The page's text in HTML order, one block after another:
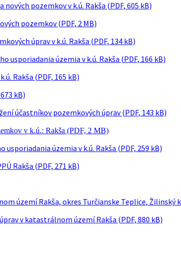
pozemkov v k.ú. Rakša (PDF, 605 kB)
pozemkov (PDF, 2 MB)
úprav v k.ú. Rakša (PDF, 134 kB)
usporiadania územia v k.ú. Rakša (PDF, 166 kB)
Rakša (PDF, 165 kB)
kB)
účastníkov pozemkových úprav (PDF, 143 kB)
v k.ú.: Rakša (PDF, 2 MB)
územia v k.ú. Rakša (PDF, 259 kB)
Rakša (PDF, 271 kB)
území Rakša, okres Turčianske Teplice, Žilinský
v katastrálnom území Rakša (PDF, 880 kB)